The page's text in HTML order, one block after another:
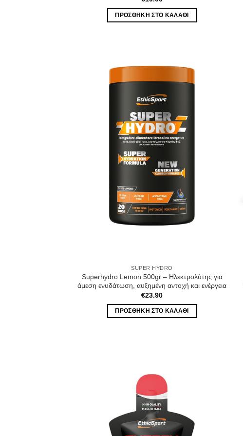
ΠΡΟΣΘΉΚΗ ΣΤΟ ΚΑΛΆΘΙ
SUPER HYDRO
Superhydro Lemon 500gr – Ηλεκτρολύτης για
άμεση ενυδάτωση, αυξημένη αντοχή και ενέργεια
€23.90
ΠΡΟΣΘΉΚΗ ΣΤΟ ΚΑΛΆΘΙ